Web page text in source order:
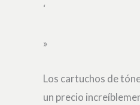
‘
»
Los cartuchos de
un precio